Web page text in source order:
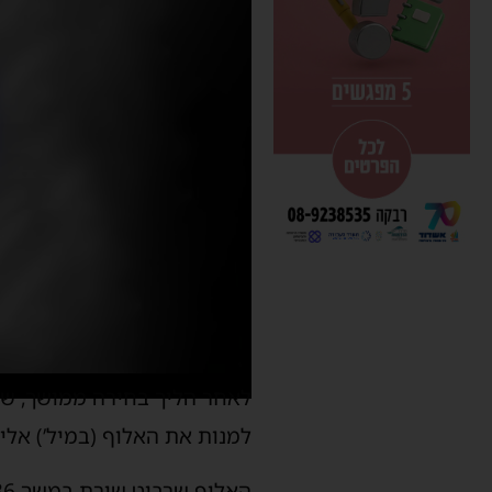
לאחר הליך בחירה ממושך,
למנות את האלוף (במיל’)